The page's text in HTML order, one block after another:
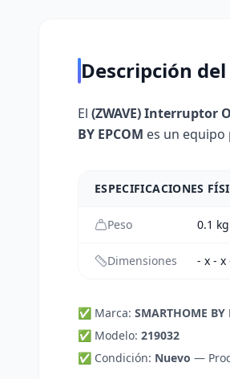
Descripción
El (ZWAVE) Interruptor
BY EPCOM es un
ESPECIFICACIONES
Peso 0.1 kg
Dimensiones - x - x
✅ Marca: SMARTHOME BY
✅ Modelo: 219032
✅ Condición: Nuevo —